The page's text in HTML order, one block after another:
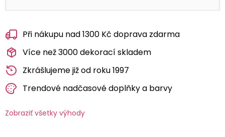
Při nákupu nad 1300 Kč doprava zdarma
Více než 3000 dekorací skladem
Zkrášlujeme již od roku 1997
Trendové nadčasové doplňky a barvy
Zobraziť všetky výhody